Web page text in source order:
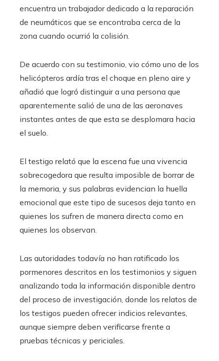
encuentra un trabajador dedicado a la reparación
de neumáticos que se encontraba cerca de la
zona cuando ocurrió la colisión.
De acuerdo con su testimonio, vio cómo uno de los
helicópteros ardía tras el choque en pleno aire y
añadió que logró distinguir a una persona que
aparentemente salió de una de las aeronaves
instantes antes de que esta se desplomara hacia
el suelo.
El testigo relató que la escena fue una vivencia
sobrecogedora que resulta imposible de borrar de
la memoria, y sus palabras evidencian la huella
emocional que este tipo de sucesos deja tanto en
quienes los sufren de manera directa como en
quienes los observan.
Las autoridades todavía no han ratificado los
pormenores descritos en los testimonios y siguen
analizando toda la información disponible dentro
del proceso de investigación, donde los relatos de
los testigos pueden ofrecer indicios relevantes,
aunque siempre deben verificarse frente a
pruebas técnicas y periciales.